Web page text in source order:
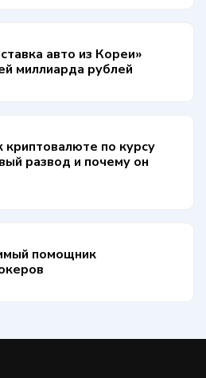
авто из Кореи»
миллиарда рублей
по курсу
развод и почему он
помощник